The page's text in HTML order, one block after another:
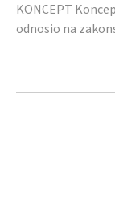
KONCEPT
odnosio na